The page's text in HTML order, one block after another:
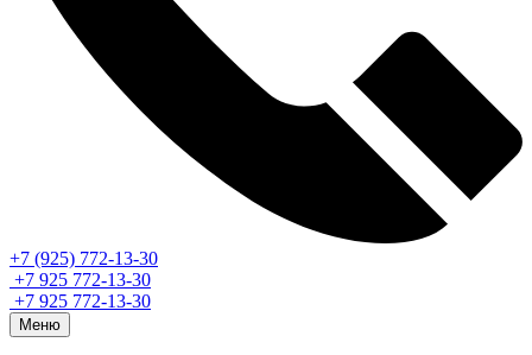
+7 (925) 772-13-30
+7 925 772-13-30
+7 925 772-13-30
Меню